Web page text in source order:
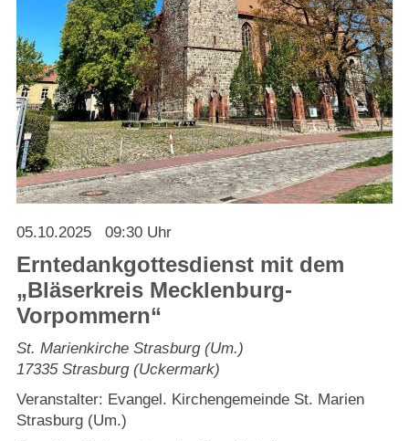
Strasburger Ehrenamtspreis „SBG“
Welcome to Strasburg (Uckermark)
Ласкаво просимо до Штрасбурга (Уккермарк)
مرحبًا بكم في شتراسبورغ (أوكرمارك)
Bine ați venit în Strasburg (Uckermark)
Online-Bewerbungen
Sprache/Language
05.10.2025 09:30 Uhr
Erntedankgottesdienst mit dem
„Bläserkreis Mecklenburg-
Vorpommern“
St. Marienkirche Strasburg (Um.)
17335 Strasburg (Uckermark)
Veranstalter: Evangel. Kirchengemeinde St. Marien
Strasburg (Um.)